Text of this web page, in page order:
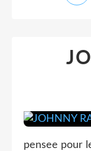
pensee pour